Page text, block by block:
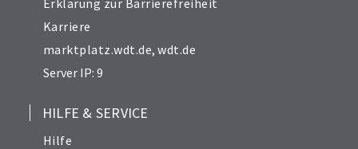
Erklärung zur Barrierefreiheit
Karriere
marktplatz.wdt.de,wdt.de
Server IP: 9
HILFE & SERVICE
Hilfe